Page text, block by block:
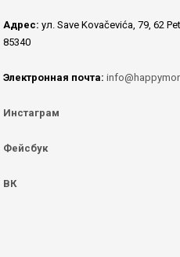
Адрес: ул. Save Kovačevića, 79, 62
85340
Электронная почта:
Инстаграм
Фейсбук
ВК